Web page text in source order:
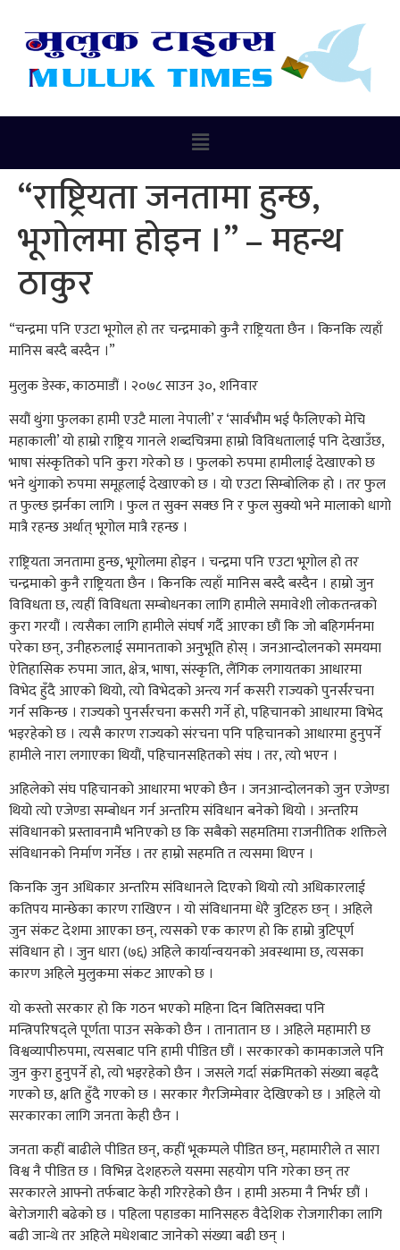
“राष्ट्रियता जनतामा हुन्छ,
भूगोलमा होइन ।” – महन्थ
ठाकुर
“चन्द्रमा पनि एउटा भूगोल हो तर चन्द्रमाको कुनै राष्ट्रियता छैन । किनकि त्यहाँ
मानिस बस्दै बस्दैन ।”
मुलुक डेस्क, काठमाडौं । २०७८ साउन ३०, शनिवार
सयौं थुंगा फुलका हामी एउटै माला नेपाली’ र ‘सार्वभौम भई फैलिएको मेचि
महाकाली’ यो हाम्रो राष्ट्रिय गानले शब्दचित्रमा हाम्रो विविधतालाई पनि देखाउँछ,
भाषा संस्कृतिको पनि कुरा गरेको छ । फुलको रुपमा हामीलाई देखाएको छ
भने थुंगाको रुपमा समूहलाई देखाएको छ । यो एउटा सिम्बोलिक हो । तर फुल
त फुल्छ झर्नका लागि । फुल त सुक्न सक्छ नि र फुल सुक्यो भने मालाको धागो
मात्रै रहन्छ अर्थात् भूगोल मात्रै रहन्छ ।
राष्ट्रियता जनतामा हुन्छ, भूगोलमा होइन । चन्द्रमा पनि एउटा भूगोल हो तर
चन्द्रमाको कुनै राष्ट्रियता छैन । किनकि त्यहाँ मानिस बस्दै बस्दैन । हाम्रो जुन
विविधता छ, त्यहीं विविधता सम्बोधनका लागि हामीले समावेशी लोकतन्त्रको
कुरा गरयौं । त्यसैका लागि हामीले संघर्ष गर्दै आएका छौं कि जो बहिगर्मनमा
परेका छन्, उनीहरुलाई समानताको अनुभूति होस् । जनआन्दोलनको समयमा
ऐतिहासिक रुपमा जात, क्षेत्र, भाषा, संस्कृति, लैंगिक लगायतका आधारमा
विभेद हुँदै आएको थियो, त्यो विभेदको अन्त्य गर्न कसरी राज्यको पुनर्संरचना
गर्न सकिन्छ । राज्यको पुनर्संरचना कसरी गर्ने हो, पहिचानको आधारमा विभेद
भइरहेको छ । त्यसै कारण राज्यको संरचना पनि पहिचानको आधारमा हुनुपर्ने
हामीले नारा लगाएका थियौं, पहिचानसहितको संघ । तर, त्यो भएन ।
अहिलेको संघ पहिचानको आधारमा भएको छैन । जनआन्दोलनको जुन एजेण्डा
थियो त्यो एजेण्डा सम्बोधन गर्न अन्तरिम संविधान बनेको थियो । अन्तरिम
संविधानको प्रस्तावनामै भनिएको छ कि सबैको सहमतिमा राजनीतिक शक्तिले
संविधानको निर्माण गर्नेछ । तर हाम्रो सहमति त त्यसमा थिएन ।
किनकि जुन अधिकार अन्तरिम संविधानले दिएको थियो त्यो अधिकारलाई
कतिपय मान्छेका कारण राखिएन । यो संविधानमा धेरै त्रुटिहरु छन् । अहिले
जुन संकट देशमा आएका छन्, त्यसको एक कारण हो कि हाम्रो त्रुटिपूर्ण
संविधान हो । जुन धारा (७६) अहिले कार्यान्वयनको अवस्थामा छ, त्यसका
कारण अहिले मुलुकमा संकट आएको छ ।
यो कस्तो सरकार हो कि गठन भएको महिना दिन बितिसक्दा पनि
मन्त्रिपरिषद्ले पूर्णता पाउन सकेको छैन । तानातान छ । अहिले महामारी छ
विश्वव्यापीरुपमा, त्यसबाट पनि हामी पीडित छौं । सरकारको कामकाजले पनि
जुन कुरा हुनुपर्ने हो, त्यो भइरहेको छैन । जसले गर्दा संक्रमितको संख्या बढ्दै
गएको छ, क्षति हुँदै गएको छ । सरकार गैरजिम्मेवार देखिएको छ । अहिले यो
सरकारका लागि जनता केही छैन ।
जनता कहीं बाढीले पीडित छन्, कहीं भूकम्पले पीडित छन्, महामारीले त सारा
विश्व नै पीडित छ । विभिन्न देशहरुले यसमा सहयोग पनि गरेका छन् तर
सरकारले आफ्नो तर्फबाट केही गरिरहेको छैन । हामी अरुमा नै निर्भर छौं ।
बेरोजगारी बढेको छ । पहिला पहाडका मानिसहरु वैदेशिक रोजगारीका लागि
बढी जान्थे तर अहिले मधेशबाट जानेको संख्या बढी छन् ।